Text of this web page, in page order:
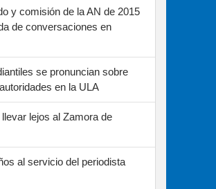
y comisión de la AN de 2015
de conversaciones en
se pronuncian sobre
en la ULA
lejos al Zamora de
al servicio del periodista